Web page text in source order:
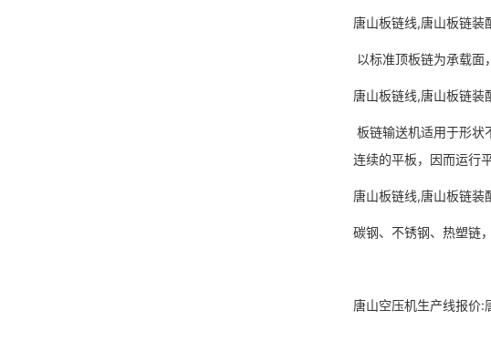
唐山板链线,唐山板链装
以标准顶板链为承载面
唐山板链线,唐山板链装
板链输送机适用于形状
连续的平板，因而运行
唐山板链线,唐山板链装
碳钢、不锈钢、热塑链
唐山空压机生产线报价: